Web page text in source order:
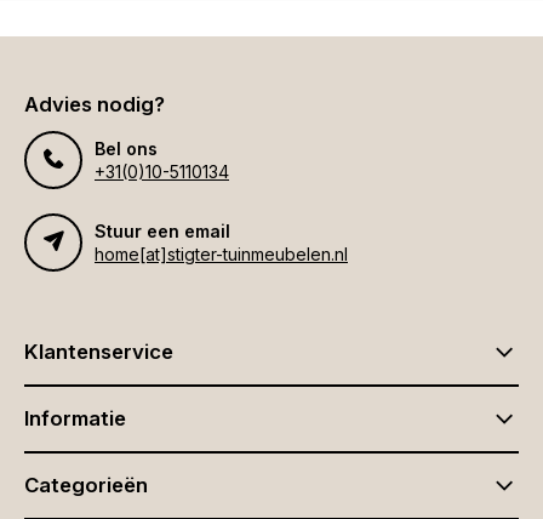
Advies nodig?
Bel ons
+31(0)10-5110134
Stuur een email
home[at]stigter-tuinmeubelen.nl
Klantenservice
Informatie
Categorieën